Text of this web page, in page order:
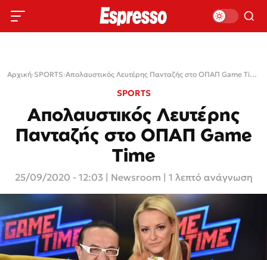
Αρχική›SPORTS› Απολαυστικός Λευτέρης Πανταζής στο ΟΠΑΠ Game Time
SPORTS
Απολαυστικός Λευτέρης
Πανταζής στο ΟΠΑΠ Game
Time
25/09/2020 - 12:03 Newsroom | 1 λεπτό ανάγνωση